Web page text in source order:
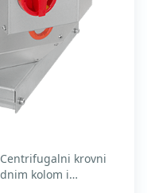
krovni
kolom i